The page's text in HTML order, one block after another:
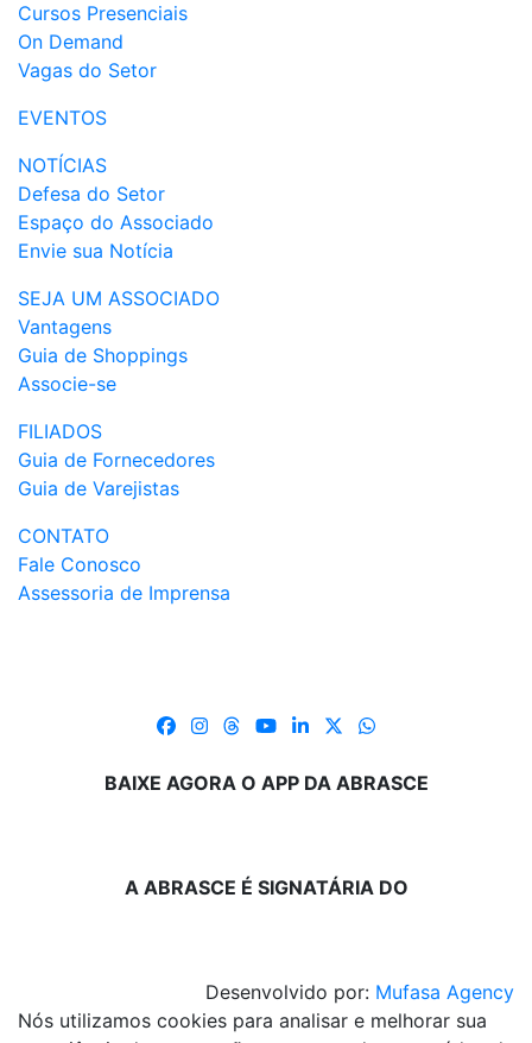
Cursos Presenciais
On Demand
Vagas do Setor
EVENTOS
NOTÍCIAS
Defesa do Setor
Espaço do Associado
Envie sua Notícia
SEJA UM ASSOCIADO
Vantagens
Guia de Shoppings
Associe-se
FILIADOS
Guia de Fornecedores
Guia de Varejistas
CONTATO
Fale Conosco
Assessoria de Imprensa
BAIXE AGORA O APP DA ABRASCE
A ABRASCE É SIGNATÁRIA DO
Desenvolvido por: Mufasa Agency
Nós utilizamos cookies para analisar e melhorar sua